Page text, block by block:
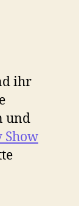
ihr
und
Show